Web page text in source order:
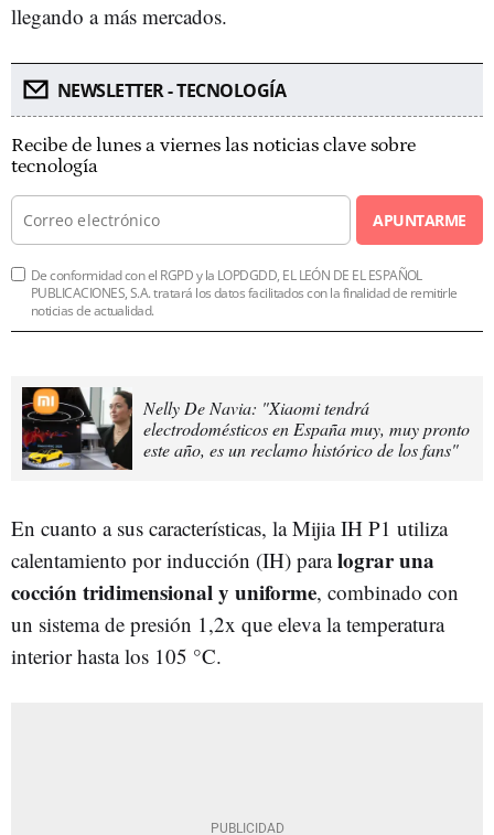
llegando a más mercados.
NEWSLETTER - TECNOLOGÍA
Recibe de lunes a viernes las noticias clave sobre
tecnología
APUNTARME
De conformidad con el RGPD y la LOPDGDD, EL LEÓN DE EL ESPAÑOL
PUBLICACIONES, S.A. tratará los datos facilitados con la finalidad de remitirle
noticias de actualidad.
Nelly De Navia: "Xiaomi tendrá
electrodomésticos en España muy, muy pronto
este año, es un reclamo histórico de los fans"
En cuanto a sus características, la Mijia IH P1 utiliza
calentamiento por inducción (IH) paralograr una
cocción tridimensional y uniforme, combinado con
un sistema de presión 1,2x que eleva la temperatura
interior hasta los 105 °C.